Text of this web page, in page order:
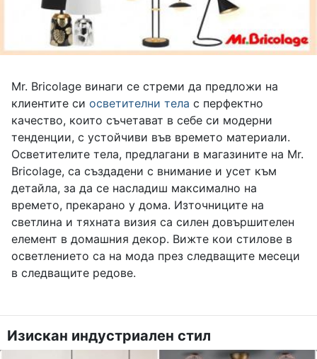
Mr. Bricolage винаги се стреми да предложи на
клиентите си осветителни тела с перфектно
качество, които съчетават в себе си модерни
тенденции, с устойчиви във времето материали.
Осветителите тела, предлагани в магазините на Mr.
Bricolage, са създадени с внимание и усет към
детайла, за да се насладиш максимално на
времето, прекарано у дома. Източниците на
светлина и тяхната визия са силен довършителен
елемент в домашния декор. Вижте кои стилове в
осветлението са на мода през следващите месеци
в следващите редове.
Изискан индустриален стил